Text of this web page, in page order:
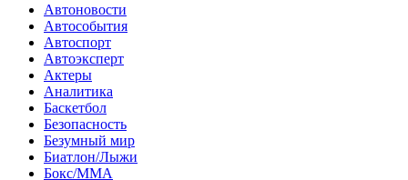
Автоновости
Автособытия
Автоспорт
Автоэксперт
Актеры
Аналитика
Баскетбол
Безопасность
Безумный мир
Биатлон/Лыжи
Бокс/MMA